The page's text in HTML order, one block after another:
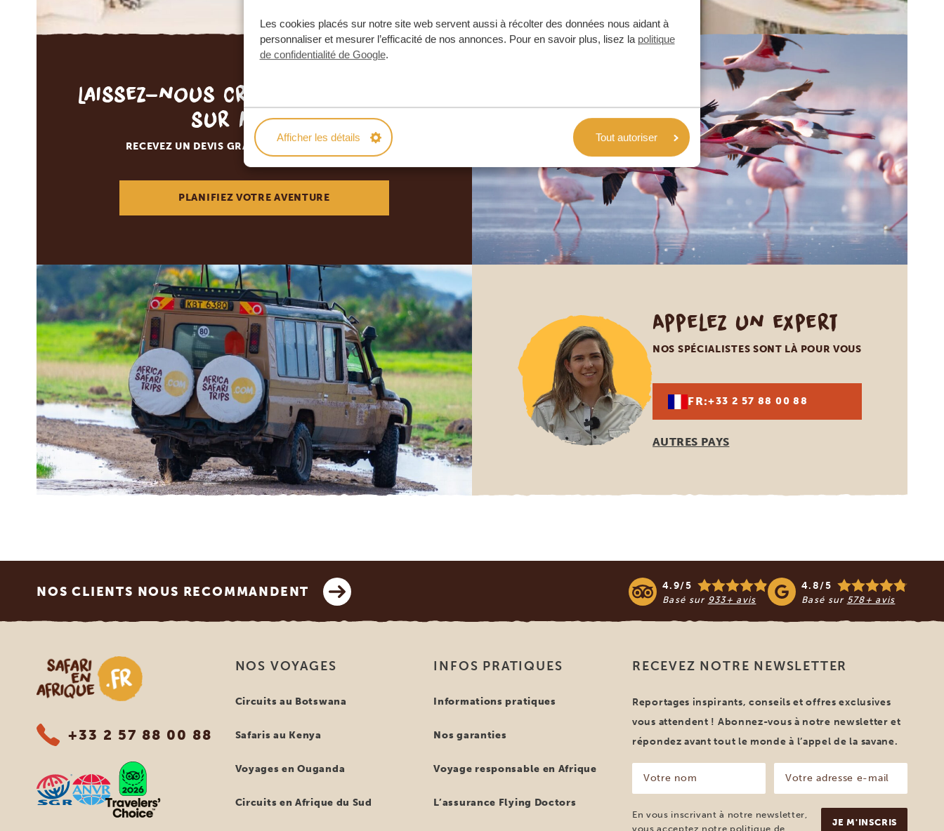
Les cookies placés sur notre site web servent aussi à récolter des données nous aidant à
personnaliser et mesurer l’efficacité de nos annonces. Pour en savoir plus, lisez la politique
de confidentialité de Google.
Afficher les détails Tout autoriser
Laissez-nous créer votre voyage
sur mesure
RECEVEZ UN DEVIS GRATUIT, SANS ENGAGEMENT
PLANIFIEZ VOTRE AVENTURE
Appelez un expert
NOS SPÉCIALISTES SONT LÀ POUR VOUS
FR:+33 2 57 88 00 88
AUTRES PAYS
NOS CLIENTS NOUS RECOMMANDENT 4.9/5
Basé sur 933+ avis
4.8/5
Basé sur 578+ avis
Safari en Afrique
+33 2 57 88 00 88
NOS VOYAGES
Circuits au Botswana
Safaris au Kenya
Voyages en Ouganda
Circuits en Afrique du Sud
INFOS PRATIQUES
Informations pratiques
Nos garanties
Voyage responsable en Afrique
L’assurance Flying Doctors
RECEVEZ NOTRE NEWSLETTER
Reportages inspirants, conseils et offres exclusives
vous attendent ! Abonnez-vous à notre newsletter et
répondez avant tout le monde à l’appel de la savane.
nom
(Nécessaire)
adresse
e-
mail
(Nécessaire)
En vous inscrivant à notre newsletter,
vous acceptez notre politique de